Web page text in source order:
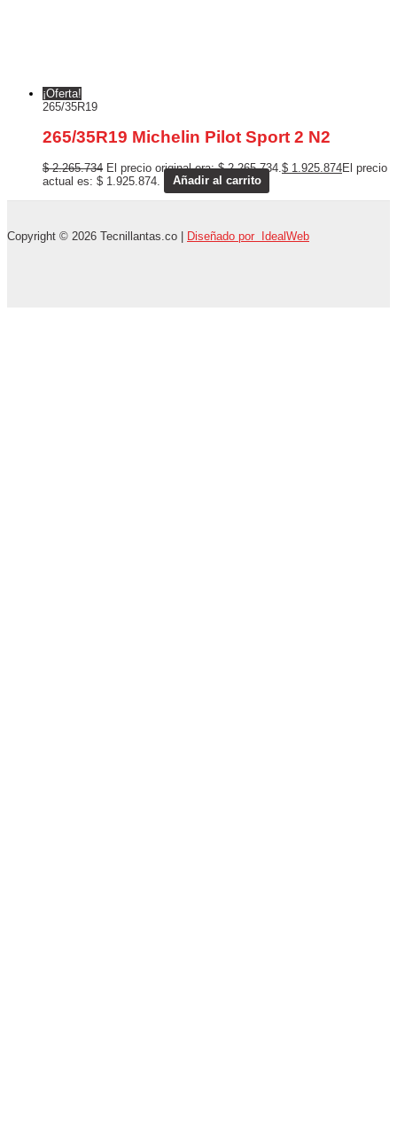
¡Oferta!
265/35R19
265/35R19 Michelin Pilot Sport 2 N2
$2.265.734 El precio original era: $ 2.265.734. $ 1.925.874El precio
actual es: $ 1.925.874.
Añadir al carrito
Copyright © 2026 Tecnillantas.co | Diseñado por IdealWeb